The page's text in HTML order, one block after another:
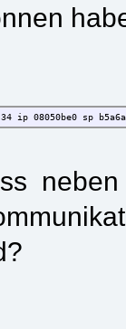
ip 08050be0 sp